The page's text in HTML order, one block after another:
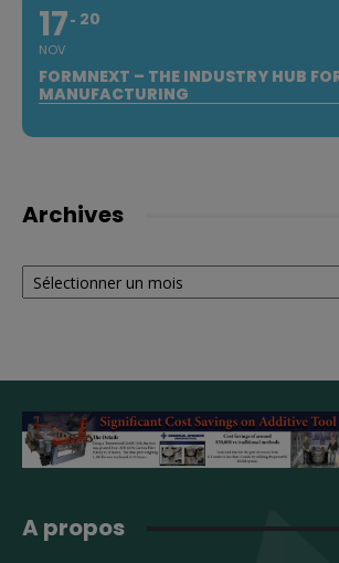
17
NOV
20
FORMNEXT – THE INDUSTRY HUB
MANUFACTURING
Archives
Archives
A propos